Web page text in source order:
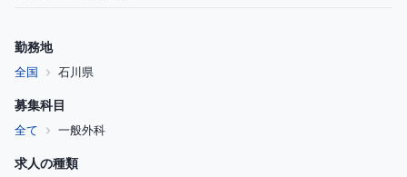
勤務地
全国 石川県
募集科目
全て 一般外科
求人の種類